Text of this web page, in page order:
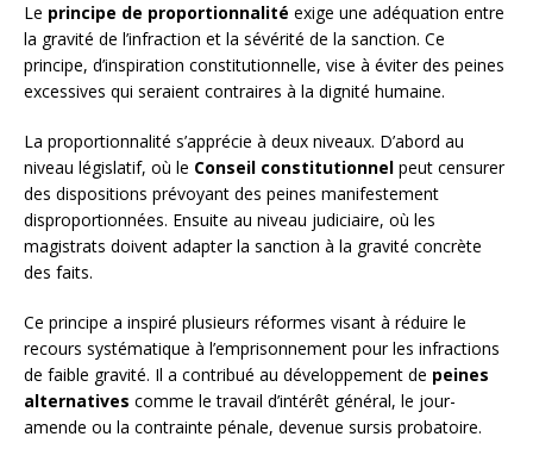
Le principe de proportionnalité exige une adéquation entre
la gravité de l’infraction et la sévérité de la sanction. Ce
principe, d’inspiration constitutionnelle, vise à éviter des peines
excessives qui seraient contraires à la dignité humaine.
La proportionnalité s’apprécie à deux niveaux. D’abord au
niveau législatif, où le Conseil constitutionnel peut censurer
des dispositions prévoyant des peines manifestement
disproportionnées. Ensuite au niveau judiciaire, où les
magistrats doivent adapter la sanction à la gravité concrète
des faits.
Ce principe a inspiré plusieurs réformes visant à réduire le
recours systématique à l’emprisonnement pour les infractions
de faible gravité. Il a contribué au développement de peines
alternatives comme le travail d’intérêt général, le jour-
amende ou la contrainte pénale, devenue sursis probatoire.